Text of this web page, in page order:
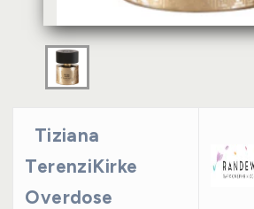
Tiziana
TerenziKirke
Overdose